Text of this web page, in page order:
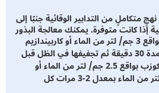
من التدابير الوقائية جنبًا إلى
متوفرة. يمكنك معالجة البذور
بغمرها بمحلول المانكوزب بواقع 3 جم/ لتر من الماء أو كاربيندازيم
بواقع 1 جم/ لتر من الماء لمدة 30 دقيقة ثم تجفيفها في الظل قبل
البذر، كما ينصح برش المانكوزب بواقع 2.5 جم/ لتر من الماء أو
الكاربيندازيم بواقع 1 جم / لتر من الماء بمعدل 2-3 مرات كل